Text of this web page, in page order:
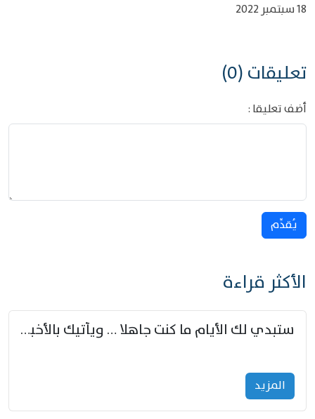
18 سبتمبر 2022
تعليقات (0)
أضف تعليقا :
يُقدِّم
الأكثر قراءة
ستبدي لك الأيام ما كنت جاهلا … ويأتيك بالأخبار من لم تزوّد
المزید